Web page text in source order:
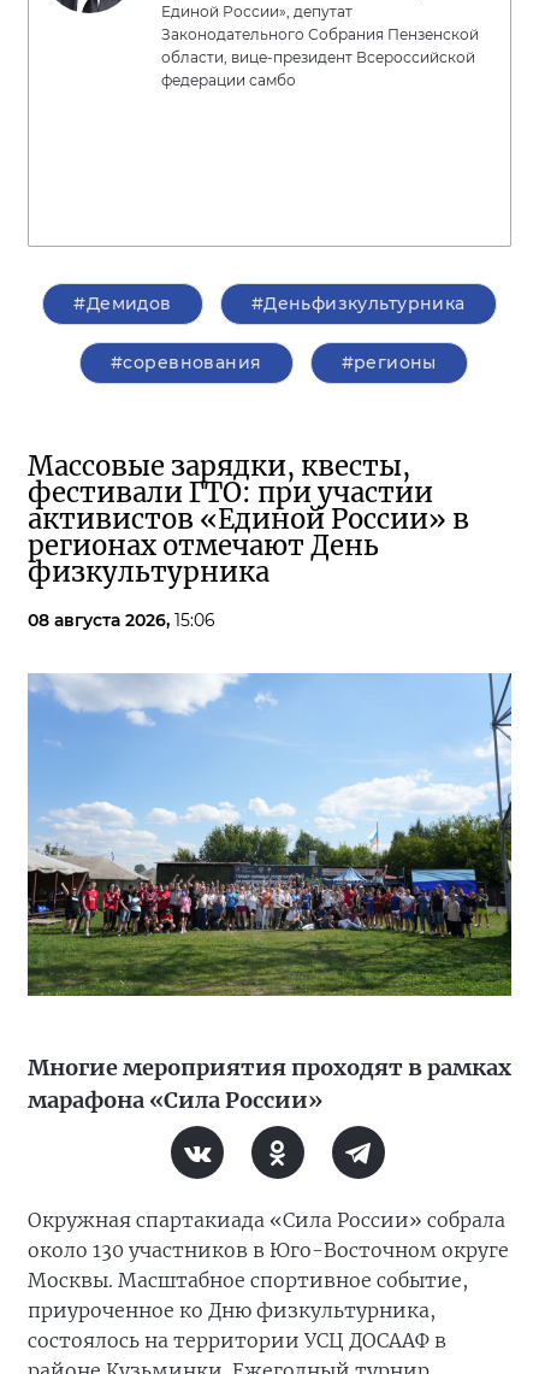
Единой России», депутат
Законодательного Собрания Пензенской
области, вице-президент Всероссийской
федерации самбо
#Демидов #Деньфизкультурника
#соревнования #регионы
Массовые зарядки, квесты,
фестивали ГТО: при участии
активистов «Единой России» в
регионах отмечают День
физкультурника
08 августа 2026, 15:06
Многие мероприятия проходят в рамках
марафона «Сила России»
Окружная спартакиада «Сила России» собрала
около 130 участников в Юго-Восточном округе
Москвы. Масштабное спортивное событие,
приуроченное ко Дню физкультурника,
состоялось на территории УСЦ ДОСААФ в